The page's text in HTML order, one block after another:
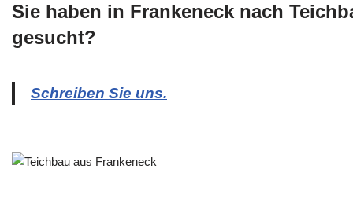
Sie haben in Frankeneck nach
gesucht?
Schreiben Sie uns.